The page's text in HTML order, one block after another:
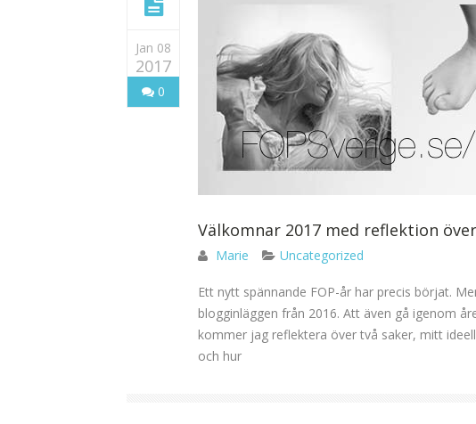
Jan 08
2017
0
Välkomnar 2017 med reflektion
Marie Uncategorized
Ett nytt spännande FOP-år har precis börjat.
blogginläggen från 2016. Att även gå igenom
kommer jag reflektera över två saker, mitt
och hur